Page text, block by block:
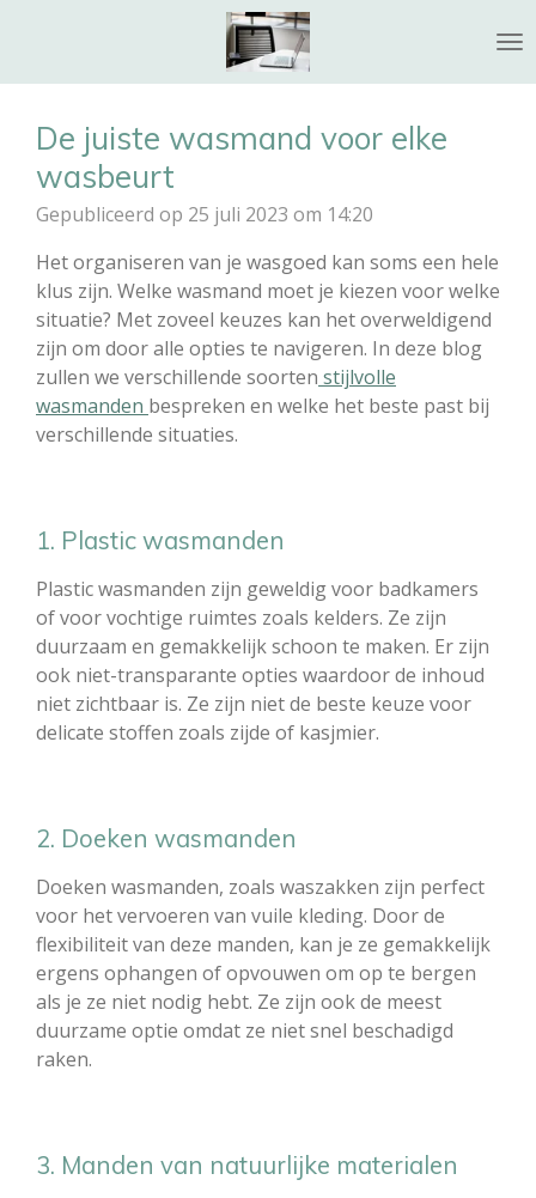
naar
hoofdinhoud
De juiste wasmand voor elke
wasbeurt
Gepubliceerd op 25 juli 2023 om 14:20
Het organiseren van je wasgoed kan soms een hele
klus zijn. Welke wasmand moet je kiezen voor welke
situatie? Met zoveel keuzes kan het overweldigend
zijn om door alle opties te navigeren. In deze blog
zullen we verschillende soorten stijlvolle
wasmanden bespreken en welke het beste past bij
verschillende situaties.
1. Plastic wasmanden
Plastic wasmanden zijn geweldig voor badkamers
of voor vochtige ruimtes zoals kelders. Ze zijn
duurzaam en gemakkelijk schoon te maken. Er zijn
ook niet-transparante opties waardoor de inhoud
niet zichtbaar is. Ze zijn niet de beste keuze voor
delicate stoffen zoals zijde of kasjmier.
2. Doeken wasmanden
Doeken wasmanden, zoals waszakken zijn perfect
voor het vervoeren van vuile kleding. Door de
flexibiliteit van deze manden, kan je ze gemakkelijk
ergens ophangen of opvouwen om op te bergen
als je ze niet nodig hebt. Ze zijn ook de meest
duurzame optie omdat ze niet snel beschadigd
raken.
3. Manden van natuurlijke materialen